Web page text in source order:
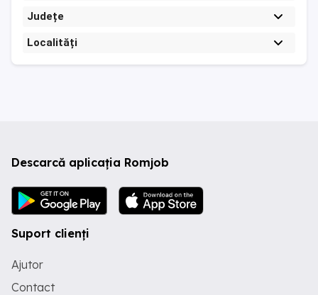
Județe
Localități
Descarcă aplicația Romjob
Suport clienți
Ajutor
Contact